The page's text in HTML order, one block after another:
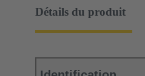
Détails du produit